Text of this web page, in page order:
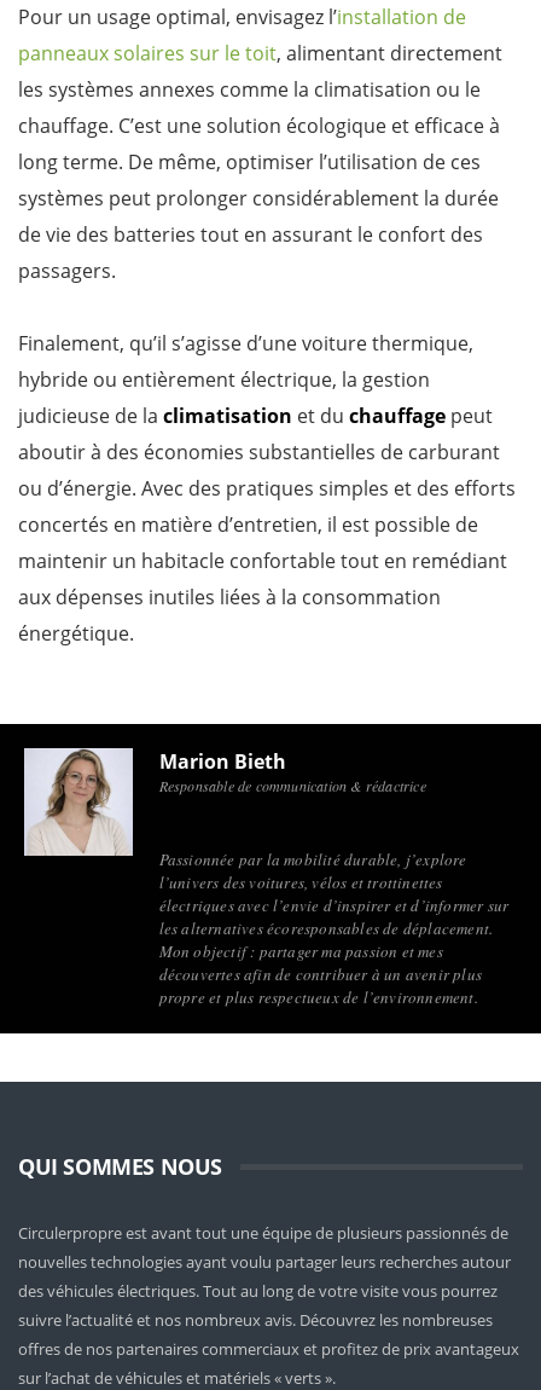
Pour un usage optimal, envisagez l’installation de
panneaux solaires sur le toit, alimentant directement
les systèmes annexes comme la climatisation ou le
chauffage. C’est une solution écologique et efficace à
long terme. De même, optimiser l’utilisation de ces
systèmes peut prolonger considérablement la durée
de vie des batteries tout en assurant le confort des
passagers.
Finalement, qu’il s’agisse d’une voiture thermique,
hybride ou entièrement électrique, la gestion
judicieuse de la climatisation et du chauffage peut
aboutir à des économies substantielles de carburant
ou d’énergie. Avec des pratiques simples et des efforts
concertés en matière d’entretien, il est possible de
maintenir un habitacle confortable tout en remédiant
aux dépenses inutiles liées à la consommation
énergétique.
Marion Bieth
Responsable de communication & rédactrice
Passionnée par la mobilité durable, j’explore
l’univers des voitures, vélos et trottinettes
électriques avec l’envie d’inspirer et d’informer sur
les alternatives écoresponsables de déplacement.
Mon objectif : partager ma passion et mes
découvertes afin de contribuer à un avenir plus
propre et plus respectueux de l’environnement.
QUI SOMMES NOUS
Circulerpropre est avant tout une équipe de plusieurs passionnés de
nouvelles technologies ayant voulu partager leurs recherches autour
des véhicules électriques. Tout au long de votre visite vous pourrez
suivre l’actualité et nos nombreux avis. Découvrez les nombreuses
offres de nos partenaires commerciaux et profitez de prix avantageux
sur l’achat de véhicules et matériels « verts ».